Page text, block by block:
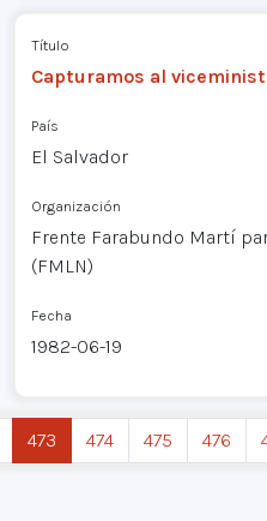
Título
Capturamos al
País
El Salvador
Organización
Frente Farabundo Martí
(FMLN)
Fecha
1982-06-19
473 474 475 476